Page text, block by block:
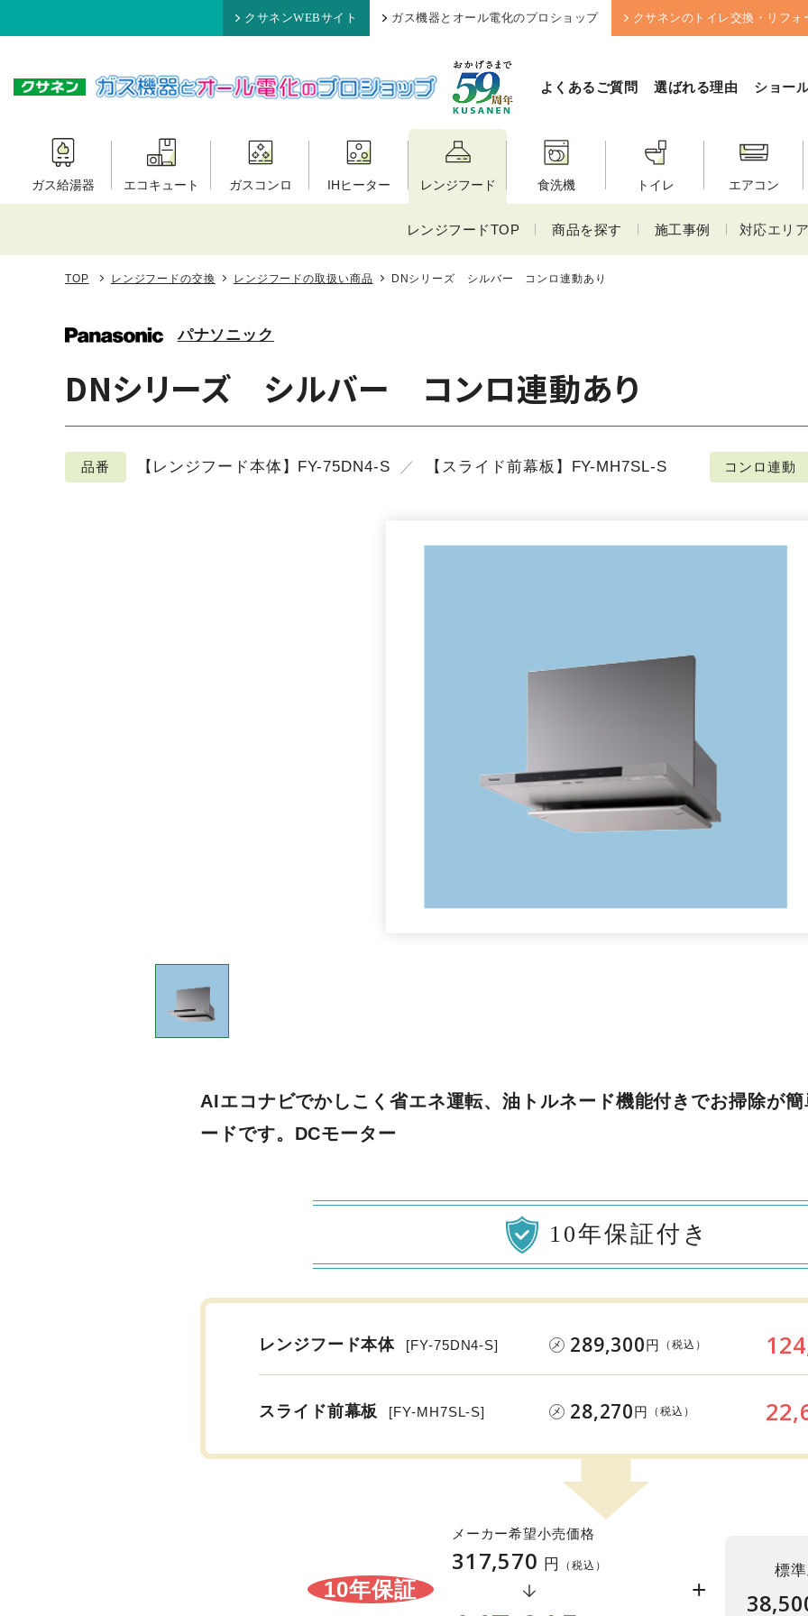
クサネンWEBサイト ガス機器とオール電化のプロショップ クサネンのトイレ交換・リフォ
よくあるご質問 選ばれる理由 ショー
ガス給湯器 エコキュート ガスコンロ IHヒーター レンジフード 食洗機 トイレ エアコン
レンジフードTOP 商品を探す 施工事例 対応エリア
TOP レンジフードの交換 レンジフードの取扱い商品 DNシリーズ シルバー コンロ連動あり
パナソニック
DNシリーズ シルバー コンロ連動あり
品番 【レンジフード本体】FY-75DN4-S 【スライド前幕板】FY-MH7SL-S コンロ連動
AIエコナビでかしこく省エネ運転、油トルネード機能付きでお掃除が
ードです。DCモーター
10年保証付き
レンジフード本体 [FY-75DN4-S] メ 289,300円 （税込）
スライド前幕板 [FY-MH7SL-S] メ 28,270円 （税込）
10年保証
メーカー希望小売価格
317,570 円 （税込）
+
標